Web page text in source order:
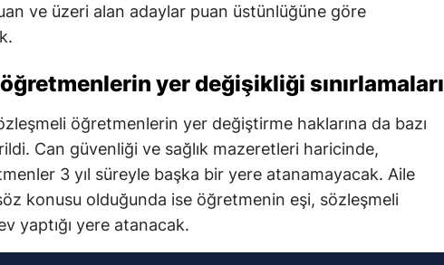
ve üzeri alan adaylar puan üstünlüğüne göre
yer değişikliği sınırlamaları
öğretmenlerin yer değiştirme haklarına da bazı
Can güvenliği ve sağlık mazeretleri haricinde,
3 yıl süreyle başka bir yere atanamayacak. Aile
konusu olduğunda ise öğretmenin eşi, sözleşmeli
yaptığı yere atanacak.